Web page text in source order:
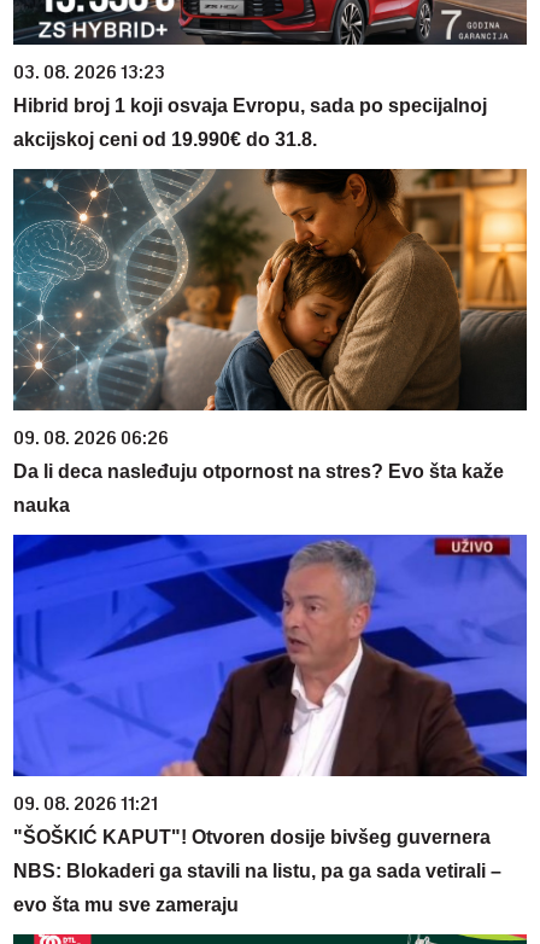
03. 08. 2026 13:23
Hibrid broj 1 koji osvaja Evropu, sada po specijalnoj
akcijskoj ceni od 19.990€ do 31.8.
09. 08. 2026 06:26
Da li deca nasleđuju otpornost na stres? Evo šta kaže
nauka
09. 08. 2026 11:21
"ŠOŠKIĆ KAPUT"! Otvoren dosije bivšeg guvernera
NBS: Blokaderi ga stavili na listu, pa ga sada vetirali –
evo šta mu sve zameraju